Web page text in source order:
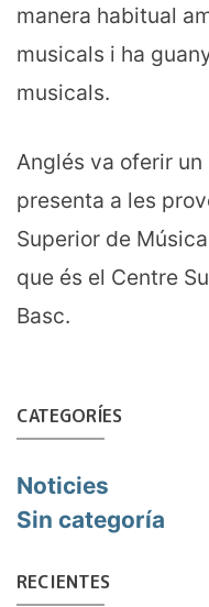
manera habitual
musicals i ha
musicals.
Anglés va oferir
presenta a les
Superior de
que és el Centre
Basc.
CATEGORÍES
Noticies
Sin categoría
RECIENTES